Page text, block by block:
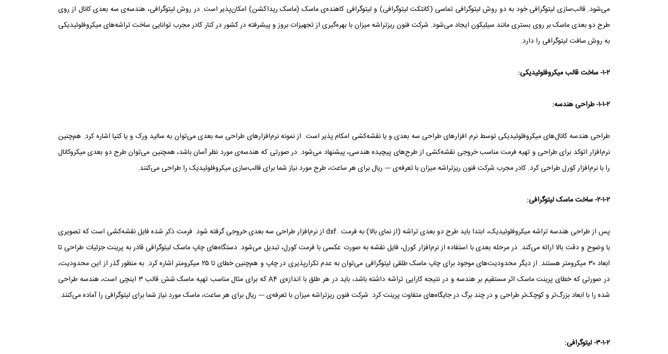
می‌شود. قالب‌سازی لیتوگرافی خود به دو روش لیتوگرافی تماسی (کانتکت لیتوگرافی) و لیتوگرافی کاهنده‌ی ماسک (ماسک ریداکشن) امکان‌پذیر است. در روش لیتوگرافی، هندسه‌ی سه بعدی کانال از روی
طرح دو بعدی ماسک بر روی بستری مانند سیلیکون ایجاد می‌شود. شرکت فنون ریزتراشه میزان با بهره‌گیری از تجهیزات بروز و پیشرفته در کشور در کنار کادر مجرب توانایی ساخت تراشه‌های میکروفلوئیدیکی
به روش سافت لیتوگرافی را دارد.
۱-۲- ساخت قالب میکروفلوئیدیکی:
۱-۱-۲- طراحی هندسه:
طراحی هندسه کانال‌های میکروفلوئیدیکی توسط نرم افزار‌های طراحی سه بعدی و یا نقشه‌کشی امکام پذیر است. از نمونه نرم‌افزار‌های طراحی سه بعدی می‌توان به سالید ورک و یا کتیا اشاره کرد. هم‌چنین
نرم‌افزار اتوکد برای طراحی و تهیه فرمت مناسب خروجی نقشه‌کشی از طرح‌های پیچیده هندسی، پیشنهاد می‌شود. در صورتی که هندسه‌ی مورد نظر آسان باشد، همچنین می‌توان طرح دو بعدی میکروکانال
را با نرم‌افزار کورل طراحی کرد. کادر مجرب شرکت فنون ریزتراشه میزان با تعرفه‌ی --- ریال برای هر ساعت، طرح مورد نیاز شما برای قالب‌سازی میکروفلوئیدیک را طراحی می‌کنند.
۲-۱-۲- ساخت ماسک لیتوگرافی:
پس از طراحی هندسه تراشه میکروفلوئیدیک، ابتدا باید طرح دو بعدی تراشه (از نمای بالا) به فرمت .dxf از نرم‌افزار طراحی سه بعدی خروجی گرفته شود. فرمت ذکر شده فایل نقشه‌کشی است که تصویری
با وضوح و دقت بالا ارائه می‌کند. در مرحله بعدی با استفاده از نرم‌افزار کورل، فایل نقشه به صورت عکسی با فرمت کورل، تبدیل می‌شود. دستگاه‌های چاپ ماسک لیتوگرافی قادر به پرینت جزئیات طراحی تا
ابعاد ۳۰ میکرومتر هستند. از دیگر محدودیت‌های موجود برای چاپ ماسک طلقی لیتوگرافی می‌توان به عدم تکرارپذیری در چاپ و ‌هم‌چنین خطای تا ۲۵ میکرومتر اشاره کرد. به منظور گذر از این محدودیت،
در صورتی که خطای پرینت ماسک اثر مستقیم بر هندسه و در نتیجه کارایی تراشه داشته باشد، باید در هر طلق با اندازه‌‌ی A4 که برای مثال مناسب تهیه ماسک شش قالب ۳ اینچی است، هندسه طراحی
شده را با ابعاد بزرگ‌تر و کوچک‌تر طراحی و در چند برگ در جایگاه‌های متفاوت پرینت کرد. شرکت فنون ریزتراشه میزان با تعرفه‌ی --- ریال برای هر ساعت، ماسک مورد نیاز شما برای لیتوگرافی را آماده می‌کنند.
۳-۱-۲- لیتوگرافی: